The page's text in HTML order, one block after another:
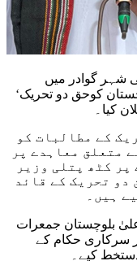
شہر گوادر میں
کوحق دو تحریک‘
کے مطالبات کو
متعلق معاہدے پر
کٹھ پتلی وزیر
دو تحریک کے قائد
ہیں۔
بلوچستان جمعرات
سرکاری حکام کے
کیے۔